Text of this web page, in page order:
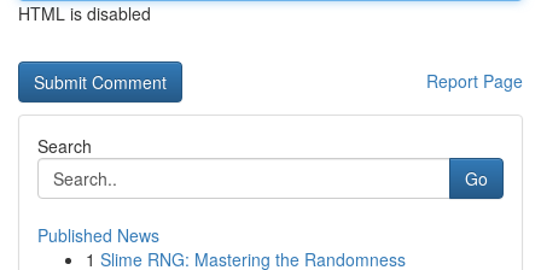
HTML is disabled
Report Page
Search
Go
Published News
1 Slime RNG: Mastering the Randomness